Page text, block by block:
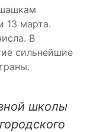
13 марта.
В
сильнейшие
школы